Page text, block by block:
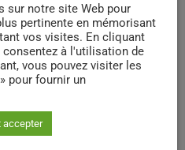
: les signes qui
les
leur jeu
malpalants passent plus de
sur notre site Web pour
pertinente en mémorisant
vos visites. En cliquant
consentez à l'utilisation de
vous pouvez visiter les
pour fournir un
accepter